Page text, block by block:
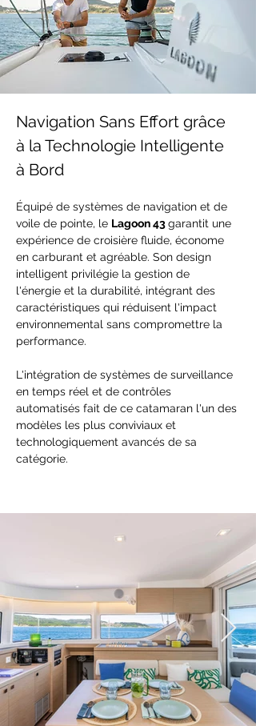
Navigation Sans Effort grâce
à la Technologie Intelligente
à Bord
Équipé de systèmes de navigation et de
voile de pointe, le Lagoon 43 garantit une
expérience de croisière fluide, économe
en carburant et agréable. Son design
intelligent privilégie la gestion de
l'énergie et la durabilité, intégrant des
caractéristiques qui réduisent l'impact
environnemental sans compromettre la
performance.
L'intégration de systèmes de surveillance
en temps réel et de contrôles
automatisés fait de ce catamaran l'un des
modèles les plus conviviaux et
technologiquement avancés de sa
catégorie.